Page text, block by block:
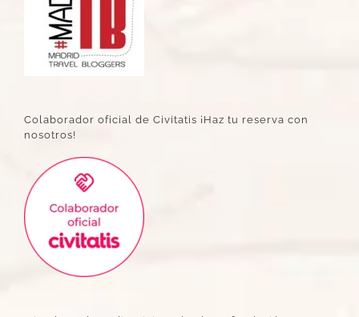
Colaborador oficial de Civitatis ¡Haz tu reserva con
nosotros!